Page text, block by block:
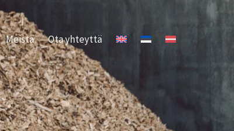
Meistä Ota yhteyttä